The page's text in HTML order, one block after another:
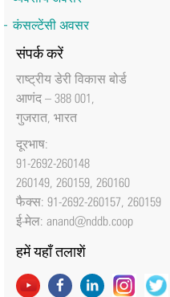
कंसल्टेंसी अवसर
संपर्क करें
राष्‍ट्रीय डेरी विकास बोर्ड
आणंद – 388 001,
गुजरात, भारत
दूरभाष:
91-2692-260148
260149, 260159, 260160
फैक्‍स: 91-2692-260157, 260159
ई-मेल: anand@nddb.coop
हमें यहाँ तलाशें